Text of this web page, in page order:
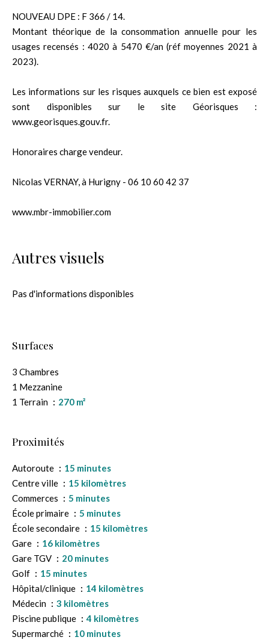
NOUVEAU DPE : F 366 / 14.
Montant théorique de la consommation annuelle pour les
usages recensés : 4020 à 5470 €/an (réf moyennes 2021 à
2023).
Les informations sur les risques auxquels ce bien est exposé
sont disponibles sur le site Géorisques :
www.georisques.gouv.fr.
Honoraires charge vendeur.
Nicolas VERNAY, à Hurigny - 06 10 60 42 37
www.mbr-immobilier.com
Autres visuels
Pas d'informations disponibles
Surfaces
3 Chambres
1 Mezzanine
1 Terrain
270 m²
Proximités
Autoroute
15 minutes
Centre ville
15 kilomètres
Commerces
5 minutes
École primaire
5 minutes
École secondaire
15 kilomètres
Gare
16 kilomètres
Gare TGV
20 minutes
Golf
15 minutes
Hôpital/clinique
14 kilomètres
Médecin
3 kilomètres
Piscine publique
4 kilomètres
Supermarché
10 minutes